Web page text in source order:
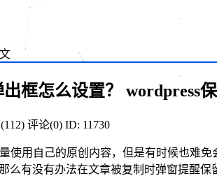
框怎么设置？ wordpress
评论(0) ID: 11730
使用自己的原创内容，但是有时候也难
么有没有办法在文章被复制时弹窗提醒保